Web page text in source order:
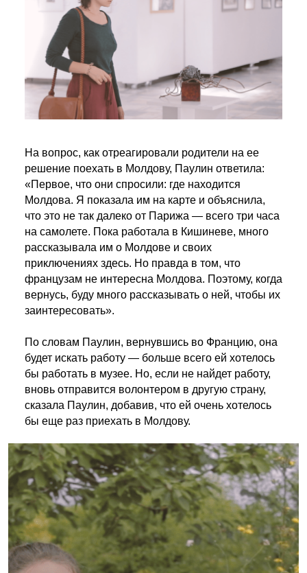
На вопрос, как отреагировали родители на ее
решение поехать в Молдову, Паулин ответила:
«Первое, что они спросили: где находится
Молдова. Я показала им на карте и объяснила,
что это не так далеко от Парижа — всего три часа
на самолете. Пока работала в Кишиневе, много
рассказывала им о Молдове и своих
приключениях здесь. Но правда в том, что
французам не интересна Молдова. Поэтому, когда
вернусь, буду много рассказывать о ней, чтобы их
заинтересовать».
По словам Паулин, вернувшись во Францию, она
будет искать работу — больше всего ей хотелось
бы работать в музее. Но, если не найдет работу,
вновь отправится волонтером в другую страну,
сказала Паулин, добавив, что ей очень хотелось
бы еще раз приехать в Молдову.